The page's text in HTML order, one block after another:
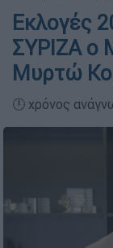
Εκλογές
ΣΥΡΙΖΑ ο
Μυρτώ
🕛 χρόνος